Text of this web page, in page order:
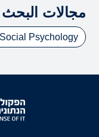
مجالات البحث
Psychology